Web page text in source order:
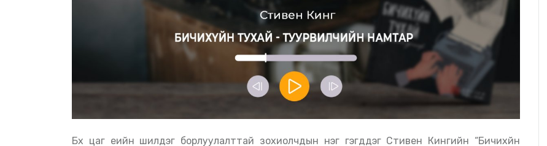
Бүх цаг үеийн шилдэг борлуулалттай зохиолчдын нэг гэгддэг Стивен Кингийн “Бичихүйн